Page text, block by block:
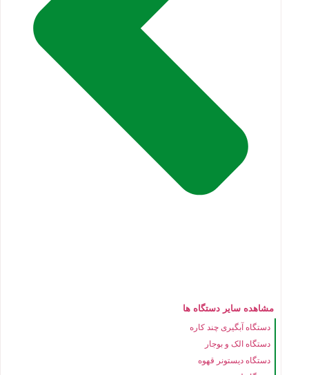
مشاهده سایر دستگاه ها
دستگاه آبگیری چند کاره
دستگاه الک و بوجار
دستگاه دیستونر قهوه